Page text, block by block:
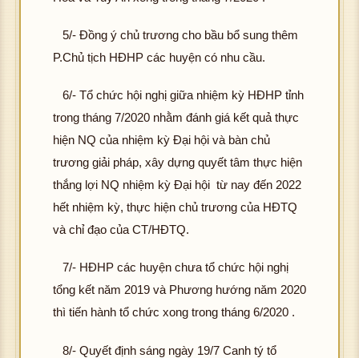
5/- Đồng ý chủ trương cho bầu bổ sung thêm
P.Chủ tịch HĐHP các huyện có nhu cầu.
6/- Tổ chức hội nghị giữa nhiệm kỳ HĐHP tỉnh
trong tháng 7/2020 nhằm đánh giá kết quả thực
hiện NQ của nhiệm kỳ Đại hội và bàn chủ
trương giải pháp, xây dựng quyết tâm thực hiện
thắng lợi NQ nhiệm kỳ Đại hội từ nay đến 2022
hết nhiệm kỳ, thực hiện chủ trương của HĐTQ
và chỉ đạo của CT/HĐTQ.
7/- HĐHP các huyện chưa tổ chức hội nghị
tổng kết năm 2019 và Phương hướng năm 2020
thì tiến hành tổ chức xong trong tháng 6/2020 .
8/- Quyết định sáng ngày 19/7 Canh tý tổ